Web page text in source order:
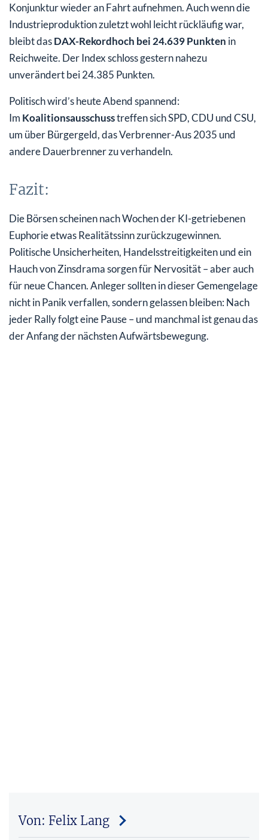
Konjunktur wieder an Fahrt aufnehmen. Auch wenn die
Industrieproduktion zuletzt wohl leicht rückläufig war,
bleibt dasDAX-Rekordhoch bei 24.639 Punkten in
Reichweite. Der Index schloss gestern nahezu
unverändert bei 24.385 Punkten.
Politisch wird’s heute Abend spannend:
Im Koalitionsausschusstreffen sich SPD, CDU und CSU,
um über Bürgergeld, das Verbrenner-Aus 2035 und
andere Dauerbrenner zu verhandeln.
Fazit:
Die Börsen scheinen nach Wochen der KI-getriebenen
Euphorie etwas Realitätssinn zurückzugewinnen.
Politische Unsicherheiten, Handelsstreitigkeiten und ein
Hauch von Zinsdrama sorgen für Nervosität – aber auch
für neue Chancen. Anleger sollten in dieser Gemengelage
nicht in Panik verfallen, sondern gelassen bleiben: Nach
jeder Rally folgt eine Pause – und manchmal ist genau das
der Anfang der nächsten Aufwärtsbewegung.
Von: Felix Lang